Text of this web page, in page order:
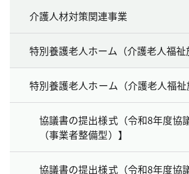
介護人材対策関連事業
特別養護老人ホーム（介護老人福祉
特別養護老人ホーム（介護老人福
協議書の提出様式（令和8年度協
（事業者整備型）】
協議書の提出様式（令和8年度協